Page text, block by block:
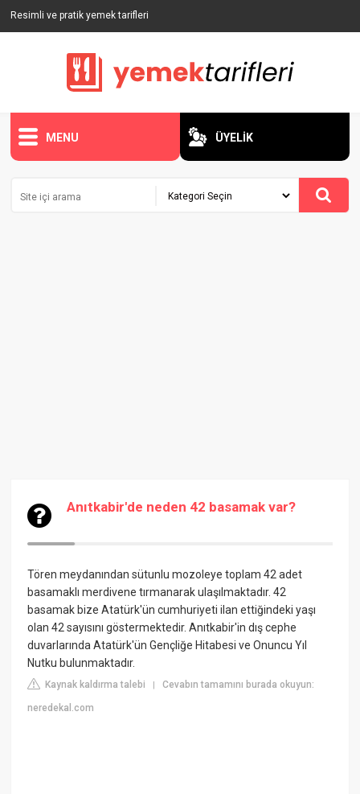
Resimli ve pratik yemek tarifleri
MENU ÜYELİK
Anıtkabir'de neden 42 basamak var?
Tören meydanından sütunlu mozoleye toplam 42 adet
basamaklı merdivene tırmanarak ulaşılmaktadır. 42
basamak bize Atatürk'ün cumhuriyeti ilan ettiğindeki yaşı
olan 42 sayısını göstermektedir. Anıtkabir'in dış cephe
duvarlarında Atatürk'ün Gençliğe Hitabesi ve Onuncu Yıl
Nutku bulunmaktadır.
Kaynak kaldırma talebi |Cevabın tamamını burada okuyun:
neredekal.com